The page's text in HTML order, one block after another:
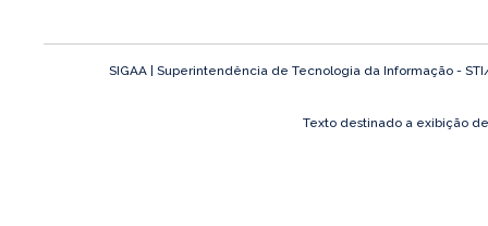
SIGAA | Superintendência de Tecnologia da Informação -
Texto destinado a exibição